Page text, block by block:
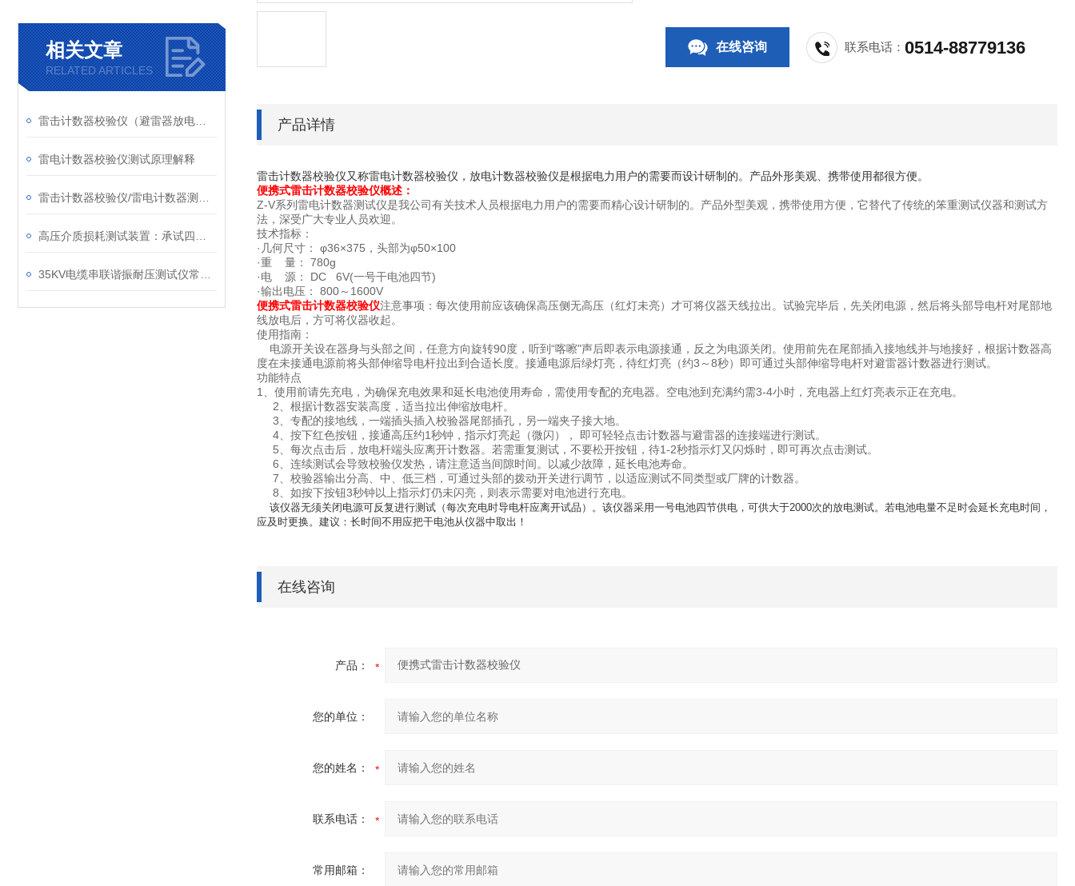
相关文章
RELATED ARTICLES
雷电计数器校验仪测试原理解释
在线咨询 联系电话：0514-88779136
产品详情
雷击计数器校验仪又称雷电计数器校验仪，放电计数器校验仪是根据电力用户的需要而设计研制的。产品外形美观、携带使用都很方便。
便携式雷击计数器校验仪概述：
Z-V系列雷电计数器测试仪是我公司有关技术人员根据电力用户的需要而精心设计研制的。产品外型美观，携带使用方便，它替代了传统的笨重测试仪器和测试方
法，深受广大专业人员欢迎。
技术指标：
·几何尺寸： φ36×375，头部为φ50×100
·重 量： 780g
·电 源： DC 6V(一号干电池四节)
·输出电压： 800～1600V
便携式雷击计数器校验仪注意事项：每次使用前应该确保高压侧无高压（红灯未亮）才可将仪器天线拉出。试验完毕后，先关闭电源，然后将头部导电杆对尾部地
线放电后，方可将仪器收起。
使用指南：
电源开关设在器身与头部之间，任意方向旋转90度，听到“喀嚓"声后即表示电源接通，反之为电源关闭。使用前先在尾部插入接地线并与地接好，根据计数器高
度在未接通电源前将头部伸缩导电杆拉出到合适长度。接通电源后绿灯亮，待红灯亮（约3～8秒）即可通过头部伸缩导电杆对避雷器计数器进行测试。
功能特点
1、使用前请先充电，为确保充电效果和延长电池使用寿命，需使用专配的充电器。空电池到充满约需3-4小时，充电器上红灯亮表示正在充电。
2、根据计数器安装高度，适当拉出伸缩放电杆。
3、专配的接地线，一端插头插入校验器尾部插孔，另一端夹子接大地。
4、按下红色按钮，接通高压约1秒钟，指示灯亮起（微闪）， 即可轻轻点击计数器与避雷器的连接端进行测试。
5、每次点击后，放电杆端头应离开计数器。若需重复测试，不要松开按钮，待1-2秒指示灯又闪烁时，即可再次点击测试。
6、连续测试会导致校验仪发热，请注意适当间隙时间。以减少故障，延长电池寿命。
7、校验器输出分高、中、低三档，可通过头部的拨动开关进行调节，以适应测试不同类型或厂牌的计数器。
8、如按下按钮3秒钟以上指示灯仍未闪亮，则表示需要对电池进行充电。
该仪器无须关闭电源可反复进行测试（每次充电时导电杆应离开试品）。该仪器采用一号电池四节供电，可供大于2000次的放电测试。若电池电量不足时会延长充电时间，
应及时更换。建议：长时间不用应把干电池从仪器中取出！
在线咨询
产品：
您的单位：
您的姓名：
联系电话：
常用邮箱：